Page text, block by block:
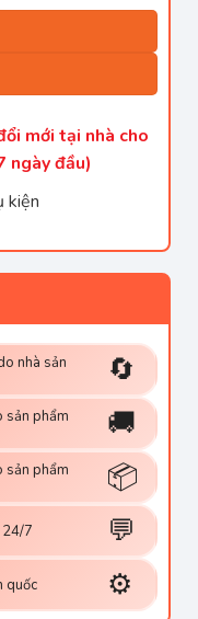
mới tại nhà cho
ngày đầu)
kiện
nhà sản 🔄
sản phẩm 🚚
sản phẩm 📦
24/7 💬
quốc ⚙️